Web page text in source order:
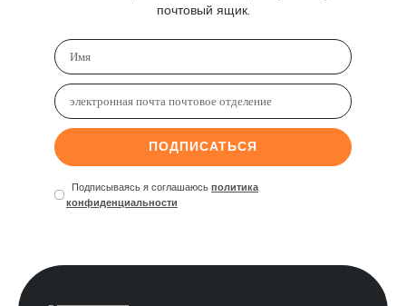
почтовый ящик.
ПОДПИСАТЬСЯ
Подписываясь я соглашаюсь политика
конфиденциальности